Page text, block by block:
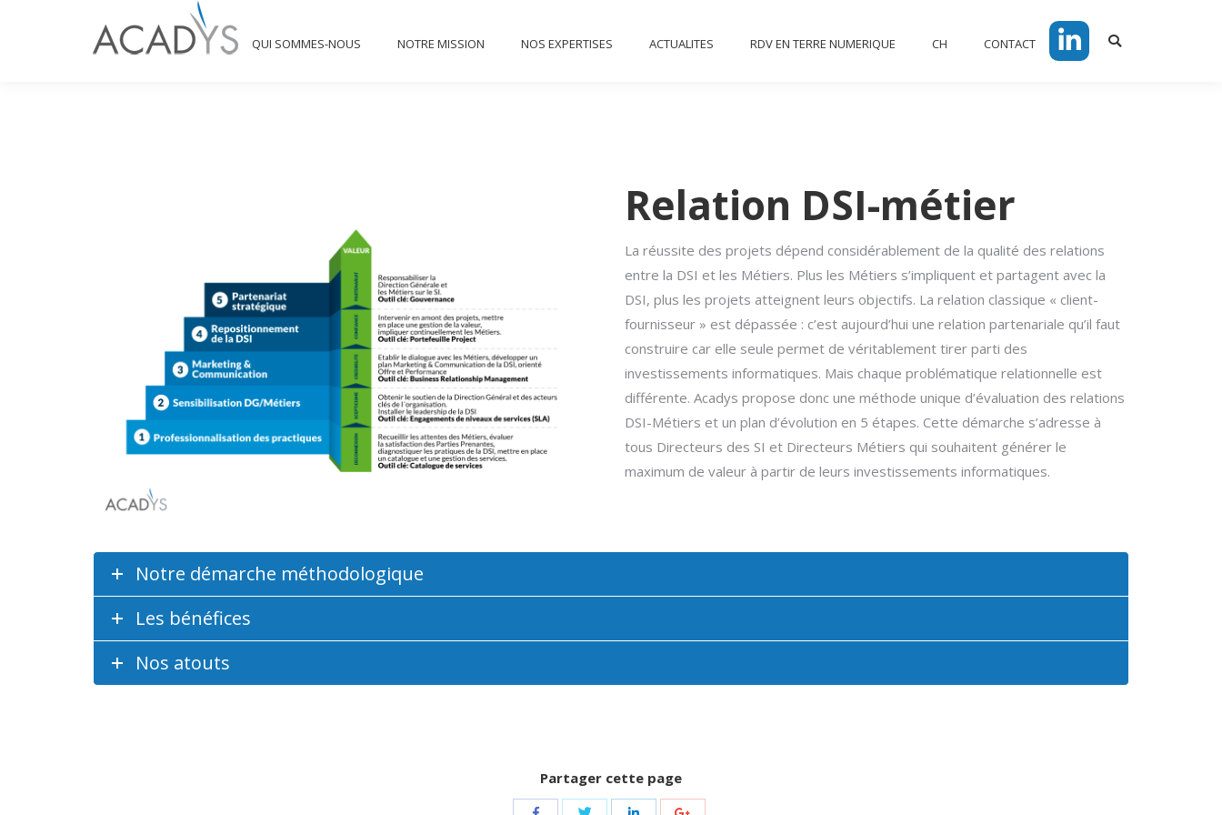
QUI SOMMES-NOUS NOTRE MISSION NOS EXPERTISES ACTUALITES RDV EN TERRE NUMERIQUE CH CONTACT
LinkedIn
Search:
Relation DSI-métier
La réussite des projets dépend considérablement de la qualité des relations
entre la DSI et les Métiers. Plus les Métiers s’impliquent et partagent avec la
DSI, plus les projets atteignent leurs objectifs. La relation classique « client-
fournisseur » est dépassée : c’est aujourd’hui une relation partenariale qu’il faut
construire car elle seule permet de véritablement tirer parti des
investissements informatiques. Mais chaque problématique relationnelle est
différente. Acadys propose donc une méthode unique d’évaluation des relations
DSI-Métiers et un plan d’évolution en 5 étapes. Cette démarche s’adresse à
tous Directeurs des SI et Directeurs Métiers qui souhaitent générer le
maximum de valeur à partir de leurs investissements informatiques.
Notre démarche méthodologique
Les bénéfices
Nos atouts
Partager cette page